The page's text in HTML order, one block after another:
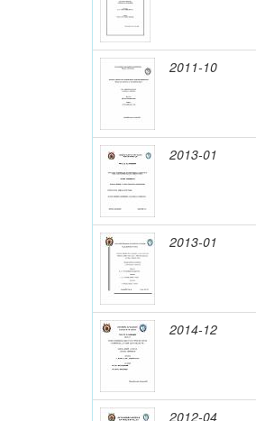
2011-10
2013-01
2013-01
2014-12
2012-04